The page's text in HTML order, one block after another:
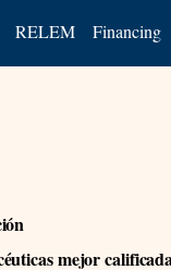
RELEM Financing
mejor